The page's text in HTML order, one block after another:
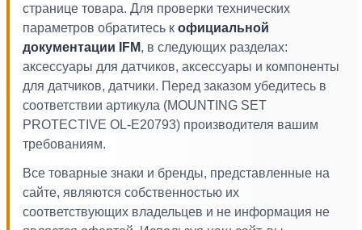
странице товара. Для проверки технических
параметров обратитесь к официальной
документации IFM, в следующих разделах:
аксессуары для датчиков, аксессуары и компоненты
для датчиков, датчики. Перед заказом убедитесь в
соответствии артикула (MOUNTING SET
PROTECTIVE OL-E20793) производителя вашим
требованиям.
Все товарные знаки и бренды, представленные на
сайте, являются собственностью их
соответствующих владельцев и не информация не